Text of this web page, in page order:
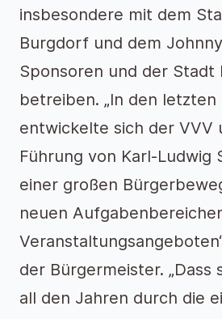
insbesondere mit dem
Burgdorf und dem
Sponsoren und der Stadt
betreiben. „In den
entwickelte sich der VVV
Führung von Karl-Ludwig
einer großen
neuen
der Bürgermeister. „Dass
all den Jahren durch die